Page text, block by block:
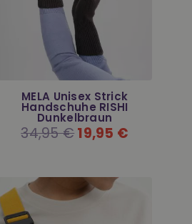
MELA Unisex Strick
Handschuhe RISHI
Dunkelbraun
Normaler
Preis
34,95 €19,95 €